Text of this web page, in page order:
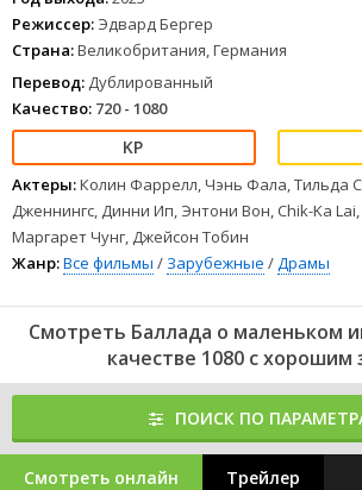
Режиссер: Эдвард Бергер
Страна:Великобритания, Германия
Перевод: Дублированный
Качество: 720 - 1080
Актеры:Колин Фаррелл, Чэнь Фала, Тильда
Дженнингс, Динни Ип, Энтони Вон, Chik-Ka
Маргарет Чунг, Джейсон Тобин
Жанр:Все фильмы / Зарубежные /Драмы
Смотреть Баллада о маленьком
качестве 1080 с хорошим
ПОИСК ПО
Смотреть онлайн Трейлер